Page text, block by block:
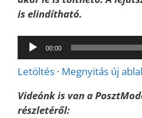
is elindítható.
Audió
lejátszó
00:00
Letöltés · Megnyitás új
Videónk is van a
részletéről: